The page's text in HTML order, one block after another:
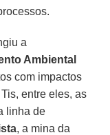
a
Ambiental
com impactos
entre eles, as
linha de
, a mina da